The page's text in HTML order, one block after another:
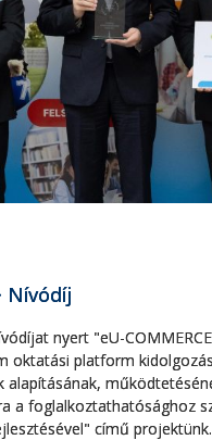
Nívódíj
nyert "eU-
oktatási platform
alapításának,
a foglalkoztathatósághoz
című projektünk.